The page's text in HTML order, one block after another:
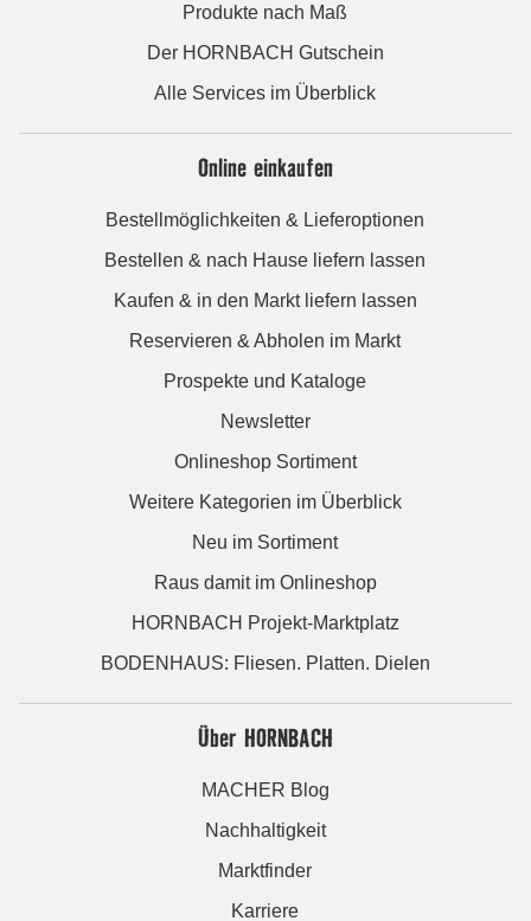
Produkte nach Maß
Der HORNBACH Gutschein
Alle Services im Überblick
Online einkaufen
Bestellmöglichkeiten & Lieferoptionen
Bestellen & nach Hause liefern lassen
Kaufen & in den Markt liefern lassen
Reservieren & Abholen im Markt
Prospekte und Kataloge
Newsletter
Onlineshop Sortiment
Weitere Kategorien im Überblick
Neu im Sortiment
Raus damit im Onlineshop
HORNBACH Projekt-Marktplatz
BODENHAUS: Fliesen. Platten. Dielen
Über HORNBACH
MACHER Blog
Nachhaltigkeit
Marktfinder
Karriere